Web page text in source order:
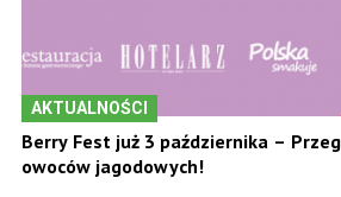
AKTUALNOŚCI
Berry Fest już 3 października –
owoców jagodowych!